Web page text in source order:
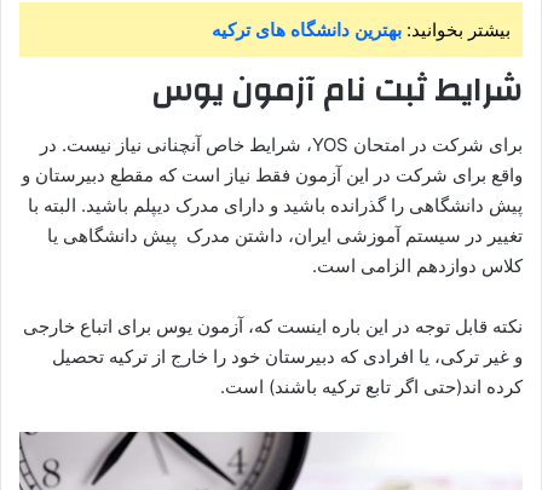
بیشتر بخوانید: بهترین دانشگاه های ترکیه
شرایط ثبت نام آزمون یوس
برای شرکت در امتحان YOS، شرایط خاص آنچنانی نیاز نیست. در
واقع برای شرکت در این آزمون فقط نیاز است که مقطع دبیرستان و
پیش دانشگاهی را گذرانده باشید و دارای مدرک دیپلم باشید. البته با
تغییر در سیستم آموزشی ایران، داشتن مدرک پیش دانشگاهی یا
کلاس دوازدهم الزامی است.
نکته قابل توجه در این باره اینست که، آزمون یوس برای اتباع خارجی
و غیر ترکی، یا افرادی که دبیرستان خود را خارج از ترکیه تحصیل
کرده اند(حتی اگر تابع ترکیه باشند) است.